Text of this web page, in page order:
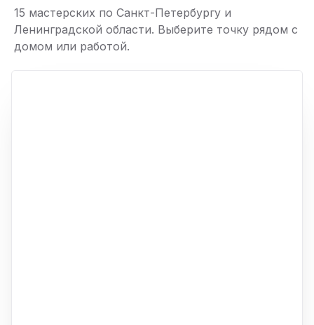
15 мастерских по Санкт-Петербургу и
Ленинградской области. Выберите точку рядом с
домом или работой.